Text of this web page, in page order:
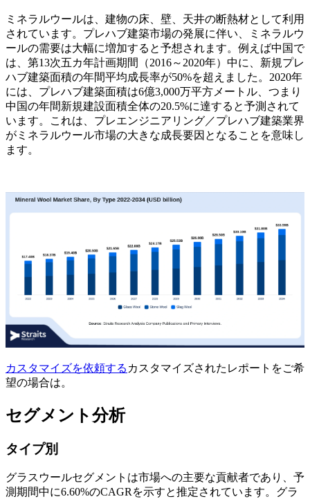
ミネラルウールは、建物の床、壁、天井の断熱材として利用
されています。プレハブ建築市場の発展に伴い、ミネラルウ
ールの需要は大幅に増加すると予想されます。例えば中国で
は、第13次五カ年計画期間（2016～2020年）中に、新規プレ
ハブ建築面積の年間平均成長率が50%を超えました。2020年
には、プレハブ建築面積は6億3,000万平方メートル、つまり
中国の年間新規建設面積全体の20.5%に達すると予測されて
います。これは、プレエンジニアリング／プレハブ建築業界
がミネラルウール市場の大きな成長要因となることを意味し
ます。
カスタマイズを依頼する カスタマイズされたレポートをご希
望の場合は。
セグメント分析
タイプ別
グラスウールセグメントは市場への主要な貢献者であり、予
測期間中に6.60%のCAGRを示すと推定されています。グラ